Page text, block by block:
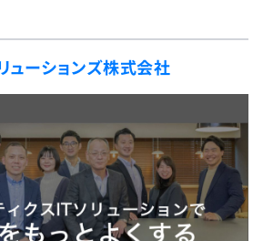
ューションズ株式会社